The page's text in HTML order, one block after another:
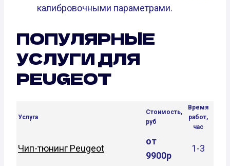
калибровочными параметрами.
ПОПУЛЯРНЫЕ
УСЛУГИ ДЛЯ
PEUGEOT
Услуга
Стоимость,
руб
Время
работ,
час
Чип-тюнинг Peugeot
от
9900р
1-3